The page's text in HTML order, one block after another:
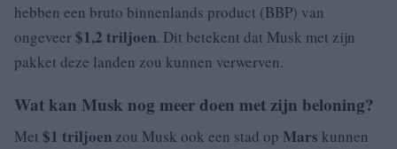
hebben een bruto binnenlands product (BBP) van
ongeveer$1,2 triljoen. Dit betekent dat Musk met zijn
pakket deze landen zou kunnen verwerven.
Wat kan Musk nog meer doen met zijn beloning?
Met $1 triljoen zou Musk ook een stad op Mars kunnen